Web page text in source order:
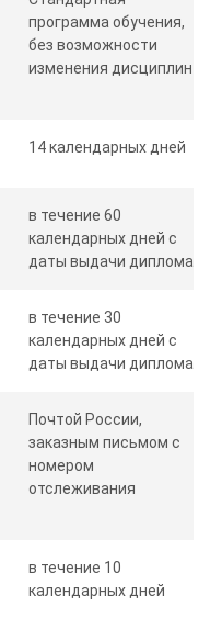
программа обучения,
без возможности
изменения дисциплин
14 календарных дней
в течение 60
календарных дней с
даты выдачи диплома
в течение 30
календарных дней с
даты выдачи диплома
Почтой России,
заказным письмом с
номером
отслеживания
в течение 10
календарных дней